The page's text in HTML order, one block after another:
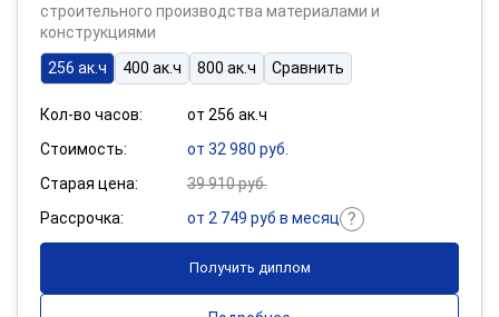
строительного производства материалами и
конструкциями
256 ак.ч
400 ак.ч 800 ак.ч Сравнить
Кол-во часов:
от 256 ак.ч
Стоимость:
от 32 980 руб.
Старая цена:
39 910 руб.
Рассрочка:
от 2 749 руб в месяц
Получить диплом